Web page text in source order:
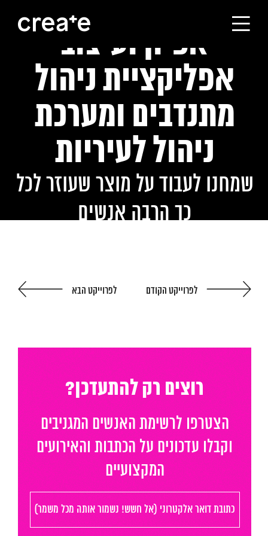
ראשי
הסטודיו
מסלולי הלימוד
הבוגרים
עלינו
המגזין
יצירת קשר
English
אפיון ועיצוב
אפליקציית ניהול
מתנדבים ומערכת
ניהול לעיריות
שמחנו לעבוד על מוצר שעוזר לכל
כך הרבה אנשים
לפרוייקט הקודם לפרוייקט הבא
רוצים רק להתעדכן?
הצטרפו לרשימת האנשים המגניבים
וקבלו עדכונים על הכתבות והאירועים
המקצועיים